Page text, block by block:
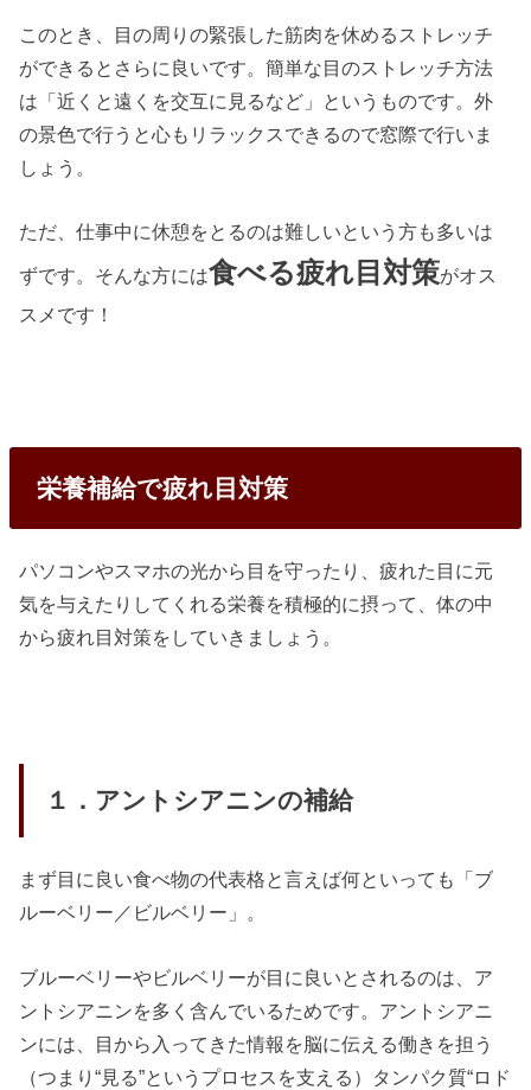
このとき、目の周りの緊張した筋肉を休めるストレッチ
ができるとさらに良いです。簡単な目のストレッチ方法
は「近くと遠くを交互に見るなど」というものです。外
の景色で行うと心もリラックスできるので窓際で行いま
しょう。
ただ、仕事中に休憩をとるのは難しいという方も多いは
ずです。そんな方には食べる疲れ目対策がオス
スメです！
栄養補給で疲れ目対策
パソコンやスマホの光から目を守ったり、疲れた目に元
気を与えたりしてくれる栄養を積極的に摂って、体の中
から疲れ目対策をしていきましょう。
１．アントシアニンの補給
まず目に良い食べ物の代表格と言えば何といっても「ブ
ルーベリー／ビルベリー」。
ブルーベリーやビルベリーが目に良いとされるのは、ア
ントシアニンを多く含んでいるためです。アントシアニ
ンには、目から入ってきた情報を脳に伝える働きを担う
（つまり“見る”というプロセスを支える）タンパク質“ロド